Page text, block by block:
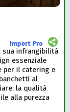
Import Pro
sua infrangibilità
essenziale
il catering e
al
la qualità
alla purezza